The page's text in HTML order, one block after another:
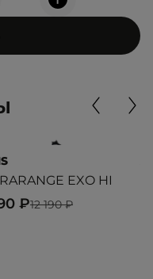
EXO HI
12 190 ₽
₽